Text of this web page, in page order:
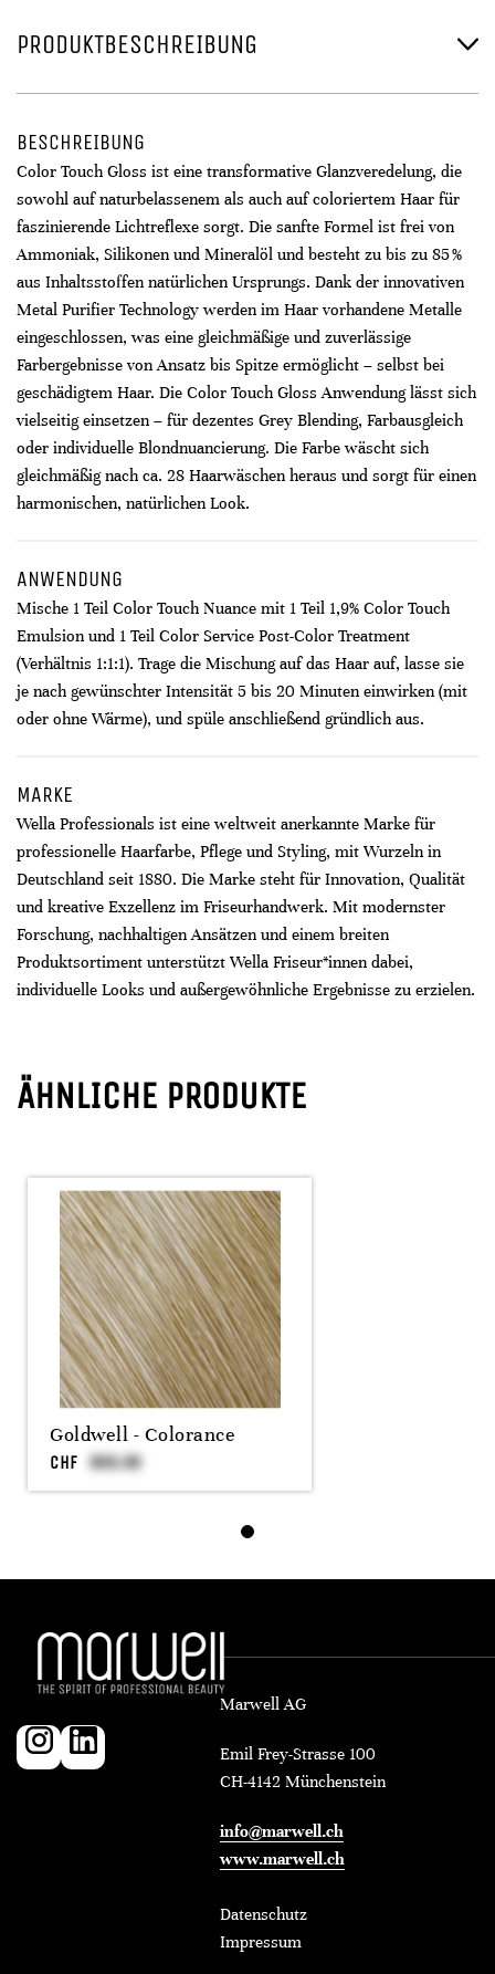
PRODUKTBESCHREIBUNG
BESCHREIBUNG
Color Touch Gloss ist eine transformative Glanzveredelung, die
sowohl auf naturbelassenem als auch auf coloriertem Haar für
faszinierende Lichtreflexe sorgt. Die sanfte Formel ist frei von
Ammoniak, Silikonen und Mineralöl und besteht zu bis zu 85 %
aus Inhaltsstoffen natürlichen Ursprungs. Dank der innovativen
Metal Purifier Technology werden im Haar vorhandene Metalle
eingeschlossen, was eine gleichmäßige und zuverlässige
Farbergebnisse von Ansatz bis Spitze ermöglicht – selbst bei
geschädigtem Haar. Die Color Touch Gloss Anwendung lässt sich
vielseitig einsetzen – für dezentes Grey Blending, Farbausgleich
oder individuelle Blondnuancierung. Die Farbe wäscht sich
gleichmäßig nach ca. 28 Haarwäschen heraus und sorgt für einen
harmonischen, natürlichen Look.
ANWENDUNG
Mische 1 Teil Color Touch Nuance mit 1 Teil 1,9% Color Touch
Emulsion und 1 Teil Color Service Post-Color Treatment
(Verhältnis 1:1:1). Trage die Mischung auf das Haar auf, lasse sie
je nach gewünschter Intensität 5 bis 20 Minuten einwirken (mit
oder ohne Wärme), und spüle anschließend gründlich aus.
MARKE
Wella Professionals ist eine weltweit anerkannte Marke für
professionelle Haarfarbe, Pflege und Styling, mit Wurzeln in
Deutschland seit 1880. Die Marke steht für Innovation, Qualität
und kreative Exzellenz im Friseurhandwerk. Mit modernster
Forschung, nachhaltigen Ansätzen und einem breiten
Produktsortiment unterstützt Wella Friseur*innen dabei,
individuelle Looks und außergewöhnliche Ergebnisse zu erzielen.
ÄHNLICHE PRODUKTE
Goldwell - Colorance
CHF
Marwell AG
Emil Frey-Strasse 100
CH-4142 Münchenstein
info@marwell.ch
www.marwell.ch
Datenschutz
Impressum